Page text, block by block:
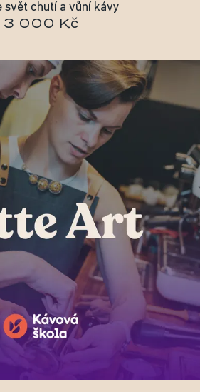
svět chutí a vůní kávy
3 000 Kč